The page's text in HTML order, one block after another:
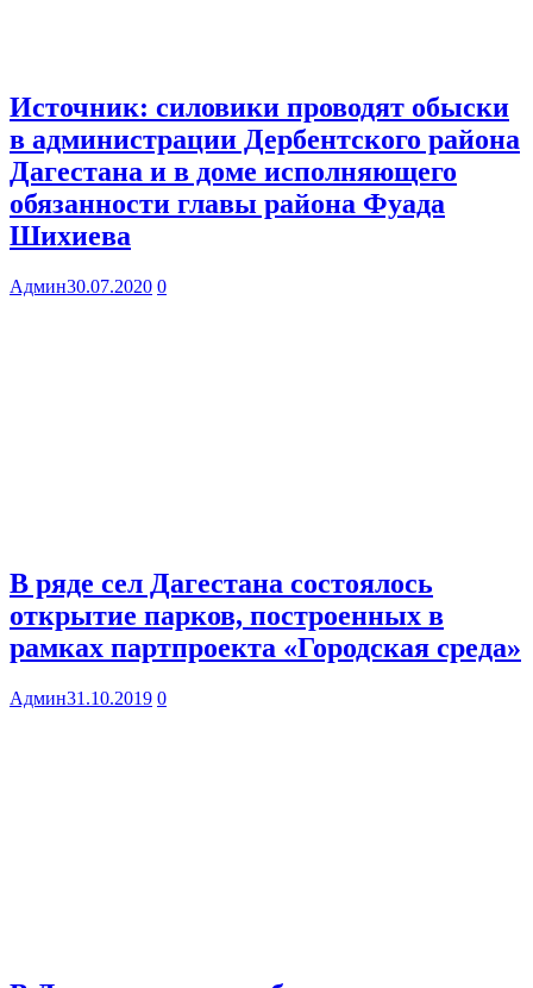
Источник: силовики проводят обыски
в администрации Дербентского района
Дагестана и в доме исполняющего
обязанности главы района Фуада
Шихиева
Админ30.07.2020 0
В ряде сел Дагестана состоялось
открытие парков, построенных в
рамках партпроекта «Городская среда»
Админ31.10.2019 0